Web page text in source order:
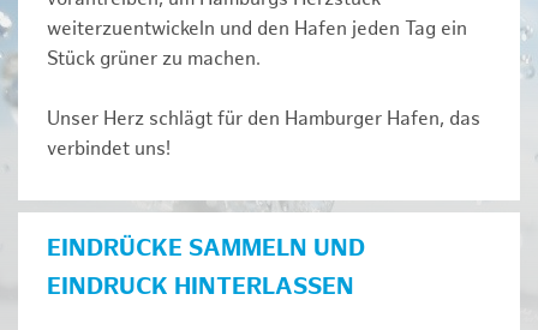
weiterzuentwickeln und den Hafen jeden Tag ein
Stück grüner zu machen.
Unser Herz schlägt für den Hamburger Hafen, das
verbindet uns!
EINDRÜCKE SAMMELN UND
EINDRUCK HINTERLASSEN